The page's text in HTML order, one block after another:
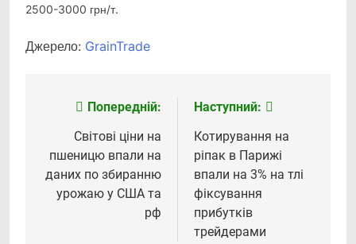
2500-3000 грн/т.
Джерело: GrainTrade
Навігація
записів
Попередній:
Світові ціни на
пшеницю впали на
даних по збиранню
урожаю у США та
рф
Наступний:
Котирування на
ріпак в Парижі
впали на 3% на тлі
фіксування
прибутків
трейдерами